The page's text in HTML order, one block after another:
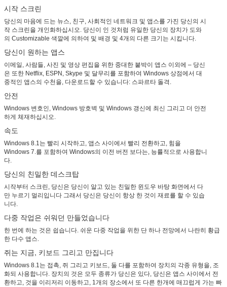
시작 스크린
당신의 마음에 드는 뉴스, 친구, 사회적인 네트워크 및 앱스를 가진 당신의 시
작 스크린을 개인화하십시오. 당신이 인 것처럼 유일한 당신의 장치가 도와
의 Customizable 색깔에 의하여 및 배경 및 4개의 다른 크기는 시킵니다.
당신이 원하는 앱스
이메일, 사람들, 사진 및 영상 편집을 위한 중대한 붙박이 앱스 이외에 – 당신
은 또한 Netflix, ESPN, Skype 및 달무리를 포함하여 Windows 상점에서 대
중적인 앱스의 수천을, 다운로드할 수 있습니다: 스파르타 돌격.
안전
Windows 변호인, Windows 방호벽 및 Windows 갱신에 최신 그리고 더 안전
하게 체재하십시오.
속도
Windows 8.1는 빨리 시작하고, 앱스 사이에서 빨리 전환하고, 힘을
Windows 7.를 포함하여 Windows의 이전 버전 보다는, 능률적으로 사용합니
다.
당신의 친밀한 데스크탑
시작부터 스크린, 당신은 당신이 알고 있는 친밀한 윈도우 바탕 화면에서 다
만 누르기 멀리입니다 그래서 당신은 당신이 항상 한 것이 재료를 할 수 있습
니다.
다중 작업은 쉬워던 만들었습니다
한 번에 하는 것은 쉽습니다. 쉬운 다중 작업을 위한 단 하나 전망에서 나란히 황급
한 다수 앱스.
쥐는 지금, 키보드 그리고 만집니다
Windows 8.1는 접촉, 쥐 그리고 키보드, 둘 다를 포함하여 장치의 각종 유형을, 조
화되 사용합니다. 장치의 것은 모두 종류가 당신은 있다, 당신은 앱스 사이에서 전
환하고, 것을 이리저리 이동하고, 1개의 장소에서 또 다른 한개에 매끄럽게 가는 빠